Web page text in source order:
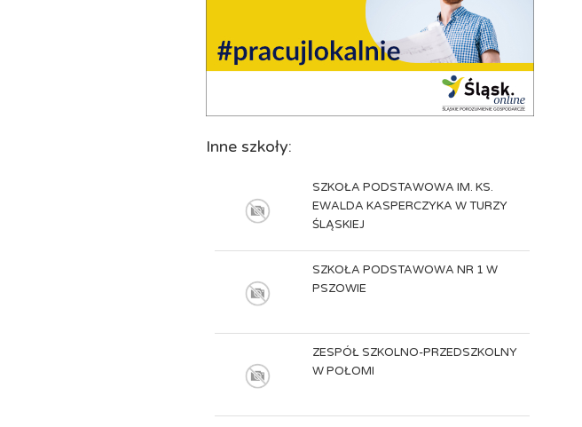
Inne szkoły:
SZKOŁA PODSTAWOWA IM. KS.
EWALDA KASPERCZYKA W TURZY
ŚLĄSKIEJ
SZKOŁA PODSTAWOWA NR 1 W
PSZOWIE
ZESPÓŁ SZKOLNO-PRZEDSZKOLNY
W POŁOMI